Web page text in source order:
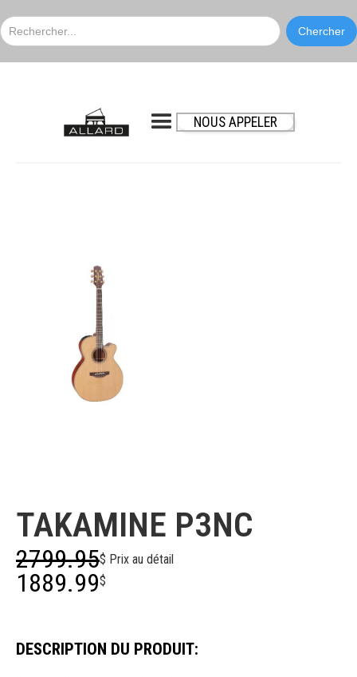
NOUS APPELER
TAKAMINE P3NC
2799.95$ Prix au détail
1889.99$
DESCRIPTION DU PRODUIT: